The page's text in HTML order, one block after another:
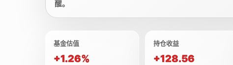
醒。
基金估值
+1.26%
持仓收益
+128.56